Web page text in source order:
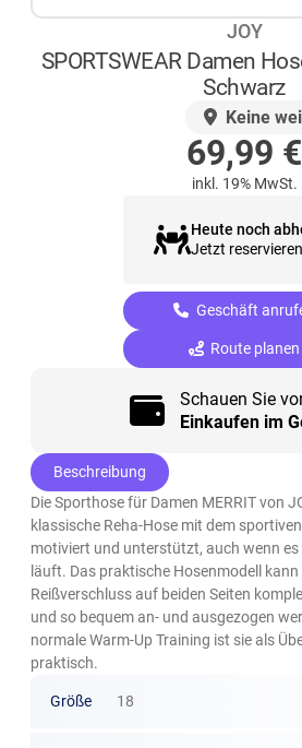
JOY
SPORTSWEAR Damen
Schwarz
Keine
69,99 €
inkl. 19% MwSt.
Heute noch
Jetzt
Geschäft
Route planen
Schauen Sie
Einkaufen im
Beschreibung
Die Sporthose für Damen MERRIT von
klassische Reha-Hose mit dem
motiviert und unterstützt, auch wenn es
läuft. Das praktische Hosenmodell
Reißverschluss auf beiden Seiten
und so bequem an- und ausgezogen
normale Warm-Up Training ist sie als
praktisch.
Größe 18